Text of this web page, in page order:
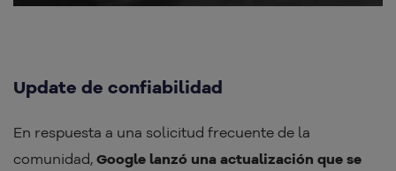
Update de confiabilidad
En respuesta a una solicitud frecuente de la
comunidad, Google lanzó una actualización que se